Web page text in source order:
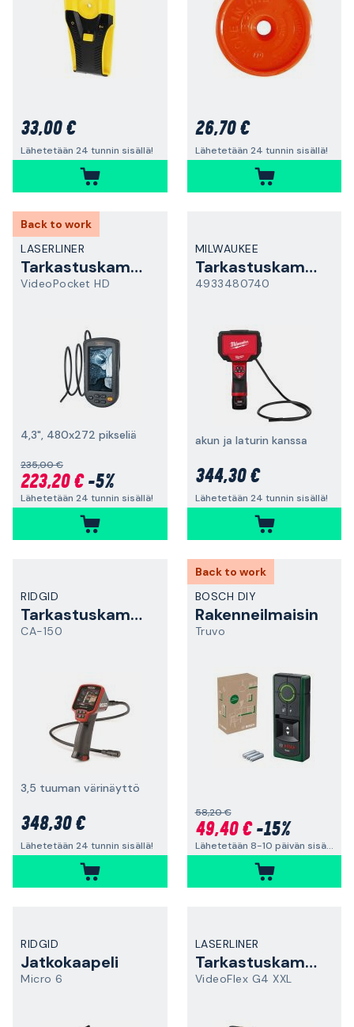
33,00 €
Lähetetään 24 tunnin sisällä!
26,70 €
Lähetetään 24 tunnin sisällä!
Back to work
LASERLINER
Tarkastuskamera
VideoPocket HD
4,3", 480x272 pikseliä
235,00 €
223,20 €-5%
Lähetetään 24 tunnin sisällä!
MILWAUKEE
Tarkastuskamera
4933480740
akun ja laturin kanssa
344,30 €
Lähetetään 24 tunnin sisällä!
RIDGID
Tarkastuskamera
CA-150
3,5 tuuman värinäyttö
348,30 €
Lähetetään 24 tunnin sisällä!
Back to work
BOSCH DIY
Rakenneilmaisin
Truvo
58,20 €
49,40 €-15%
Lähetetään 8-10 päivän sisällä
RIDGID
Jatkokaapeli
Micro 6
LASERLINER
Tarkastuskamera
VideoFlex G4 XXL